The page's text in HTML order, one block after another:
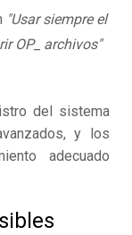
"Usar siempre el
OP_ archivos"
del sistema
y los
adecuado